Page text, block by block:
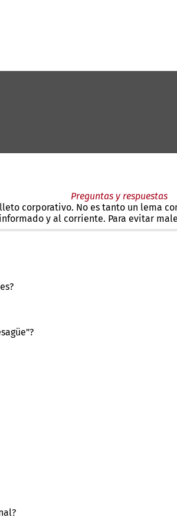
Preguntas y respuestas
corporativo. No es tanto un lema
y al corriente. Para evitar